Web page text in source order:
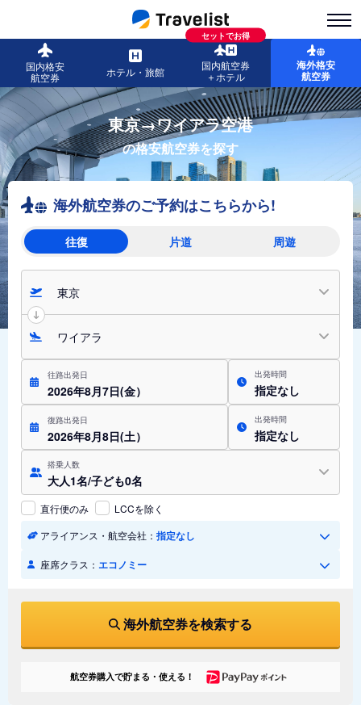
国内格安
航空券
ホテル・旅館
セットでお得
国内航空券
＋ホテル
海外格安
航空券
東京→ワイアラ空港
の格安航空券を探す
海外航空券のご予約はこちらから!
往復 片道 周遊
東京
ワイアラ
往路出発日
2026年8月7日(金）
出発時間
指定なし
復路出発日
2026年8月8日(土）
出発時間
指定なし
搭乗人数
大人1名/子ども0名
直行便のみ
LCCを除く
アライアンス・航空会社： 指定なし
座席クラス： エコノミー
海外航空券を検索する
航空券購入で貯まる・使える！